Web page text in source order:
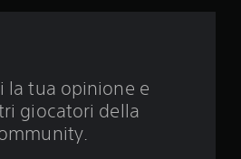
la tua opinione e
giocatori della